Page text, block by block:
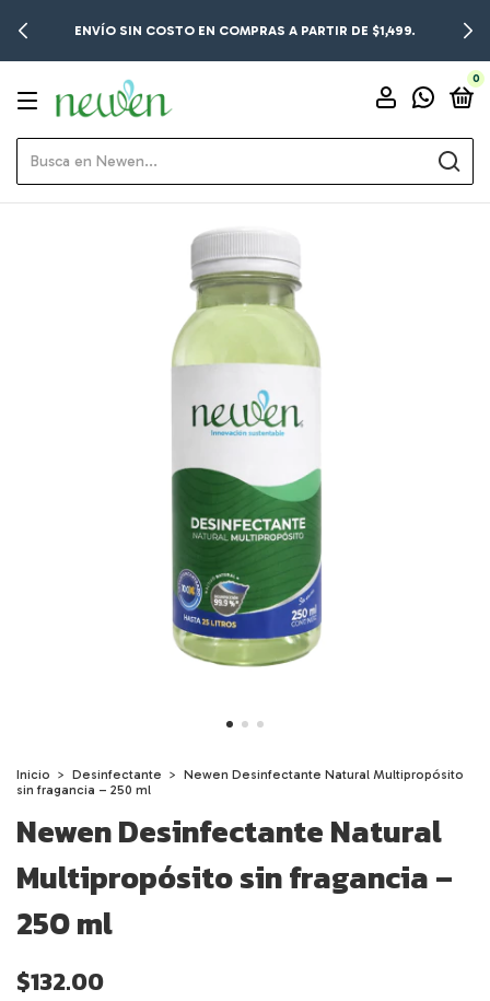
ENVÍO SIN COSTO EN COMPRAS A PARTIR DE $1,499.
0
Inicio > Desinfectante > Newen Desinfectante Natural Multipropósito
sin fragancia – 250 ml
Newen Desinfectante Natural
Multipropósito sin fragancia –
250 ml
$132.00